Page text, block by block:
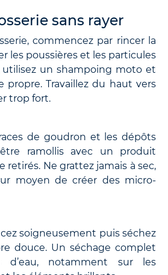
sans rayer
commencez par rincer la
les poussières et les particules
utilisez un shampoing moto et
propre. Travaillez du haut vers
trop fort.
de goudron et les dépôts
ramollis avec un produit
retirés. Ne grattez jamais à sec,
moyen de créer des micro-
soigneusement puis séchez
douce. Un séchage complet
d’eau, notamment sur les